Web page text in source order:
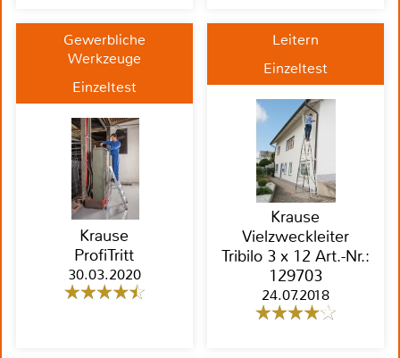
Gewerbliche
Werkzeuge
Einzeltest
Krause
ProfiTritt
30.03.2020
Leitern
Einzeltest
Krause
Vielzweckleiter
Tribilo 3 x 12 Art.-Nr.:
129703
24.07.2018